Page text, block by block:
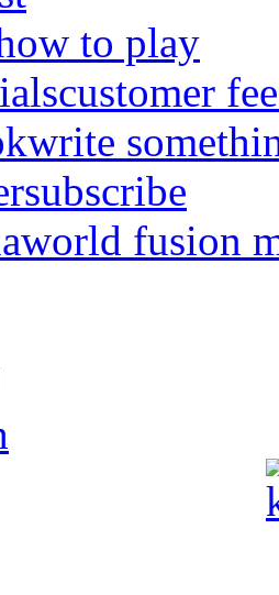
to play
customer
write
subscribe
world fusion